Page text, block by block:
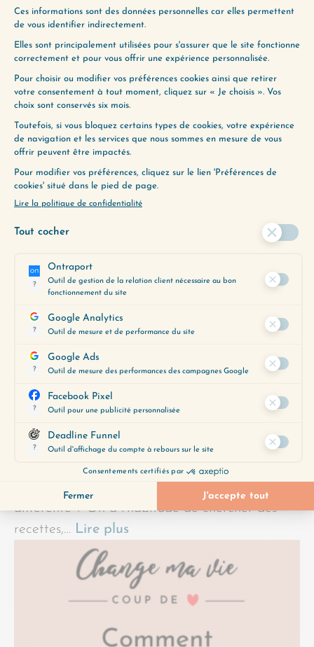
Vous avez le droit de changer Vous sentez que
quelque chose en vous a besoin d’évoluer… mais
vous n’êtes pas sûre d’en avoir le… Lire plus
La question qui va changer votre année Et si,
cette année, tout commençait par une question
différente ? On a l’habitude de chercher des
recettes,… Lire plus